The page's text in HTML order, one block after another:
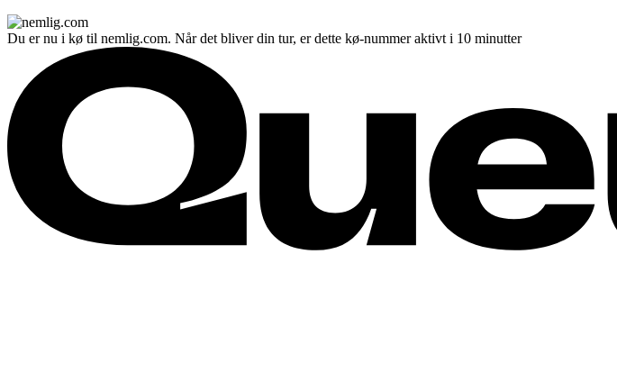
Du er nu i kø til nemlig.com. Når det bliver din tur, er dette kø-nummer aktivt i 10 minutter